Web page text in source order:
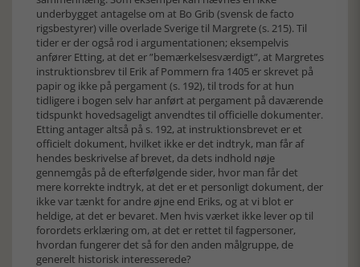
underbygget antagelse om at Bo Grib (svensk de facto
rigsbestyrer) ville overlade Sverige til Margrete (s. 215). Til
tider er der også rod i argumentationen; eksempelvis
anfører Etting, at det er ”bemærkelsesværdigt”, at Margretes
instruktionsbrev til Erik af Pommern fra 1405 er skrevet på
papir og ikke på pergament (s. 192), til trods for at hun
tidligere i bogen selv har anført at pergament på daværende
tidspunkt hovedsageligt anvendtes til officielle dokumenter.
Etting antager altså på s. 192, at instruktionsbrevet er et
officielt dokument, hvilket ikke er det indtryk, man får af
hendes beskrivelse af brevet, da dets indhold nøje
gennemgås på de efterfølgende sider, hvor man får det
mere korrekte indtryk, at det er et personligt dokument, der
ikke var tænkt for andre øjne end Eriks, og at vi blot er
heldige, at det er bevaret. Men hvis værket ikke lever op til
forordets erklæring om, at det er rettet til fagpersoner,
hvordan fungerer det så for den anden målgruppe, de
generelt historisk interesserede?